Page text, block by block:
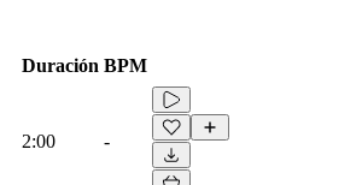
Duración BPM
2:00 -